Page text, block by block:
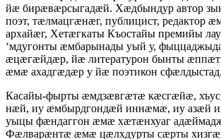
йæ бирæвæрсыгадæй. Хæдбындур автор
поэт, тæлмацгæнæг, публицист, редактор
архайæг, Хетæгкаты Къостайы премийы
‘мдугонты æмбарынады уый у,
æцæгæйдæр, йæ литературон бынты
æмæ ахадгæдæр у йæ поэтикон сфæлдыстад.
Касайы-фырты æмдзæвгæтæ кæсгæйæ,
нæй, иу æмбырдгондæй иннæмæ, иу азæй
уыцы фæндаггон æмæ хæтæнхуаг
Фæлварæнтæ æмæ цæлхдурты сæрты